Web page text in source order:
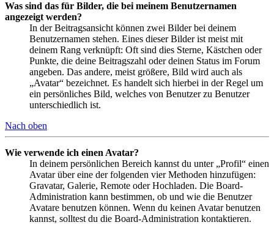
Was sind das für Bilder, die bei meinem Benutzernamen
angezeigt werden?
In der Beitragsansicht können zwei Bilder bei deinem
Benutzernamen stehen. Eines dieser Bilder ist meist mit
deinem Rang verknüpft: Oft sind dies Sterne, Kästchen oder
Punkte, die deine Beitragszahl oder deinen Status im Forum
angeben. Das andere, meist größere, Bild wird auch als
„Avatar“ bezeichnet. Es handelt sich hierbei in der Regel um
ein persönliches Bild, welches von Benutzer zu Benutzer
unterschiedlich ist.
Nach oben
Wie verwende ich einen Avatar?
In deinem persönlichen Bereich kannst du unter „Profil“ einen
Avatar über eine der folgenden vier Methoden hinzufügen:
Gravatar, Galerie, Remote oder Hochladen. Die Board-
Administration kann bestimmen, ob und wie die Benutzer
Avatare benutzen können. Wenn du keinen Avatar benutzen
kannst, solltest du die Board-Administration kontaktieren.